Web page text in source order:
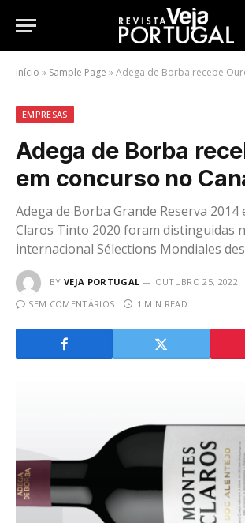
Início » Sample Page »Adega de Borba recebe Ouro
EMPRESAS
Adega de Borba
em concurso no
Adega de Borba Grande Reserva 2014
Claros Tinto 2020 foram distinguidas
internacional Sélections Mondiales
BY VEJA PORTUGAL
OUTUBRO 25, 2022
SEM COMENTÁRIOS
1 MIN READ